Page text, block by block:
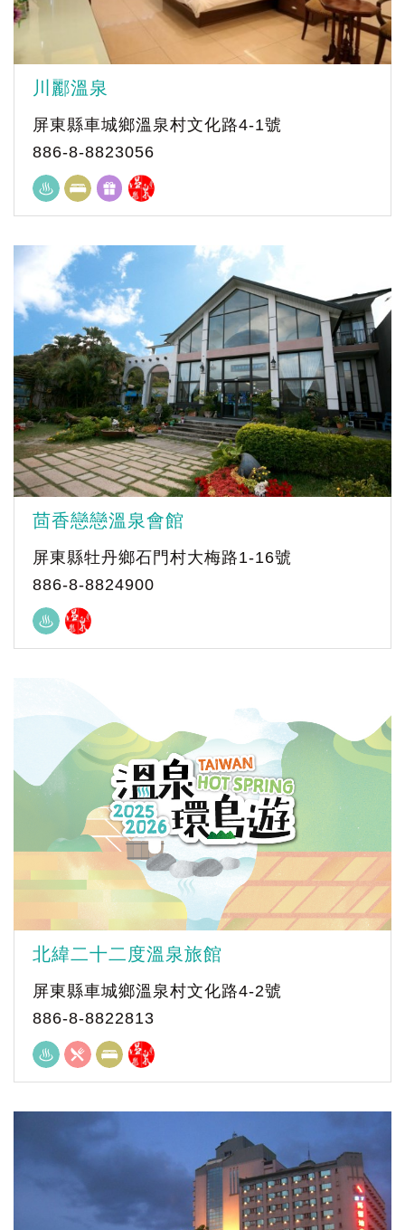
川酈溫泉
屏東縣車城鄉溫泉村文化路4-1號
886-8-8823056
茴香戀戀溫泉會館
屏東縣牡丹鄉石門村大梅路1-16號
886-8-8824900
北緯二十二度溫泉旅館
屏東縣車城鄉溫泉村文化路4-2號
886-8-8822813